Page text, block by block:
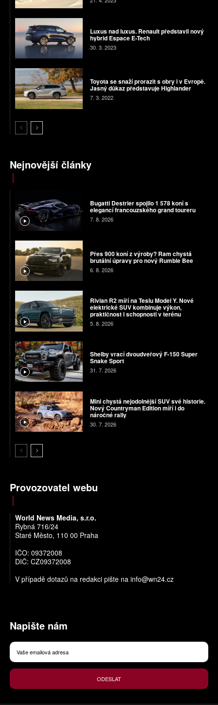
Luxus nad luxus. Renault představil nový
hybrid Espace E-Tech
30. 3. 2023
Toyota se snaží prorazit s obry i v Evropě.
Jasný důkaz představuje Highlander
7. 3. 2022
Nejnovější články
Bugatti Destrier spojilo 1 578 koní s
elegancí francouzského grand toureru
7. 8. 2026
Přes 900 koní z výroby? Ram chystá
brutální úpravy pro nový Rumble Bee
6. 8. 2026
Rivian R2 míří na Teslu Model Y. Nové
elektrické SUV kombinuje výkon,
praktičnost i schopnosti v terénu
5. 8. 2026
Shelby vrací dvoudveřový F-150 Super
Snake Sport
31. 7. 2026
Mini chystá nejodolnější SUV své historie.
Nový Countryman Edition míří i do
náročné rally
30. 7. 2026
Provozovatel webu
World News Media, s.r.o.
Rybná 716/24
Staré Město, 110 00 Praha
IČO: 09372008
DIČ: CZ09372008
V případě dotazů na redakci pište na info@wn24.cz
Napište nám
ODESLAT